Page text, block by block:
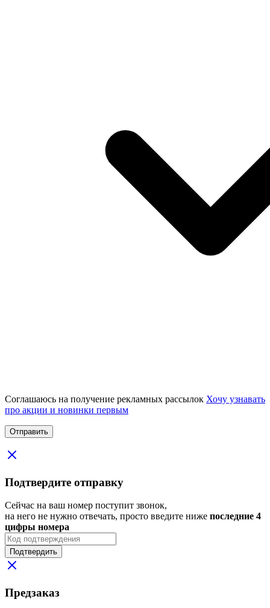
Соглашаюсь на получение рекламных рассылок Хочу узнавать
про акции и новинки первым
Подтвердите отправку
Сейчас на ваш номер поступит звонок,
на него не нужно отвечать, просто введите ниже последние 4
цифры номера
Подтвердить
Предзаказ